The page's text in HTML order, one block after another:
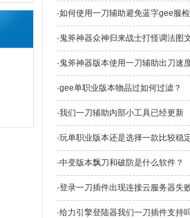
·如何使用一刀辅助避免蓝字gee服
· 鬼斧神器众神归来战士打怪调法图
· 鬼斧神器版本使用一刀辅助出刀速
·gee单职业版本物品过如何过滤？
·我们一刀辅助内部小工具已经更新
·玩单职业版本还是选择一款比较稳
·中变版本飘刀和破防是什么软件？
·登录一刀插件出现连接云服务器失
·给力引擎登陆器我们一刀插件支持